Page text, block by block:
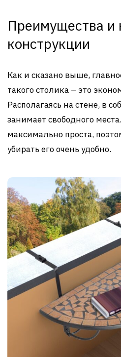
Преимущества и
конструкции
Как и сказано выше,
такого столика – это
Располагаясь на стене, в
занимает свободного
максимально проста,
убирать его очень удобно.